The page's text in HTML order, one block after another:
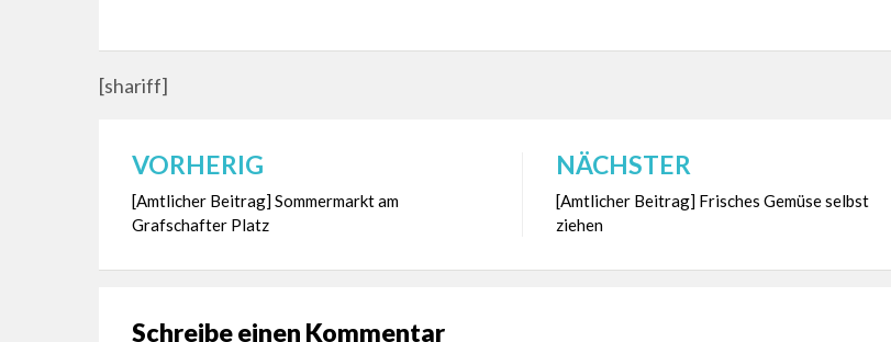
[shariff]
Beitragsnavigation
VORHERIG
[Amtlicher Beitrag] Sommermarkt am
Grafschafter Platz
NÄCHSTER
[Amtlicher Beitrag] Frisches Gemüse selbst
ziehen
Schreibe einen Kommentar